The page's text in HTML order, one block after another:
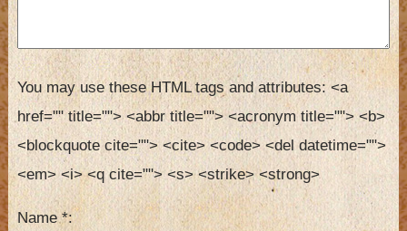
You may use these HTML tags and attributes:<a
href="" title=""> <abbr title=""> <acronym title=""> <b>
<blockquote cite=""> <cite> <code> <del datetime="">
<em> <i> <q cite=""> <s> <strike> <strong>
Name*